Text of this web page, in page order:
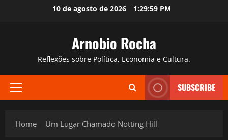
10 de agosto de 2026 1:30:00 PM
Arnobio Rocha
Reflexões sobre Política, Economia e Cultura.
Primary
SUBSCRIBE
Home Um Lugar Chamado Notting Hill